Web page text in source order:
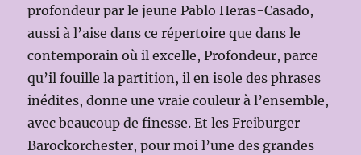
profondeur par le jeune Pablo Heras-Casado,
aussi à l’aise dans ce répertoire que dans le
contemporain où il excelle, Profondeur, parce
qu’il fouille la partition, il en isole des phrases
inédites, donne une vraie couleur à l’ensemble,
avec beaucoup de finesse. Et les Freiburger
Barockorchester, pour moi l’une des grandes